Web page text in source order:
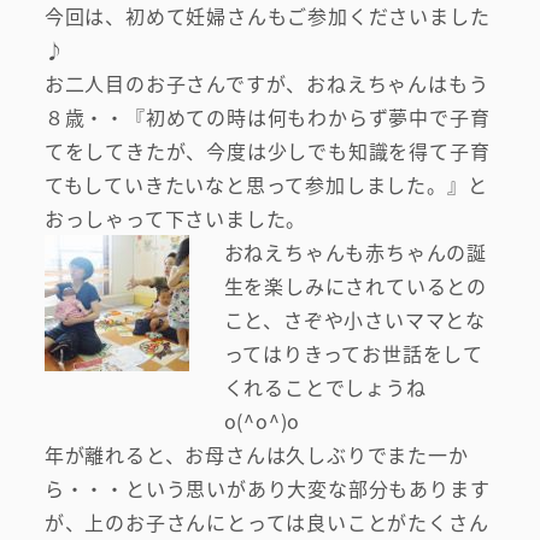
今回は、初めて妊婦さんもご参加くださいました
♪
お二人目のお子さんですが、おねえちゃんはもう
８歳・・『初めての時は何もわからず夢中で子育
てをしてきたが、今度は少しでも知識を得て子育
てもしていきたいなと思って参加しました。』と
おっしゃって下さいました。
おねえちゃんも赤ちゃんの誕
生を楽しみにされているとの
こと、さぞや小さいママとな
ってはりきってお世話をして
くれることでしょうね
o(^o^)o
年が離れると、お母さんは久しぶりでまた一か
ら・・・という思いがあり大変な部分もあります
が、上のお子さんにとっては良いことがたくさん